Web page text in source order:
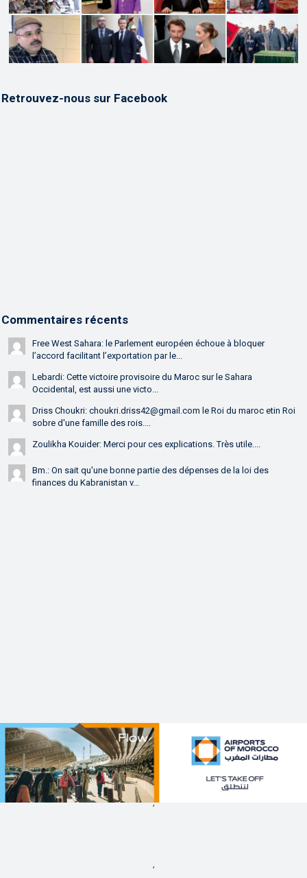
Retrouvez-nous sur Facebook
Commentaires récents
Free West Sahara: le Parlement européen échoue à bloquer
l’accord facilitant l’exportation par le...
Lebardi: Cette victoire provisoire du Maroc sur le Sahara
Occidental, est aussi une victo...
Driss Choukri: choukri.driss42@gmail.com le Roi du maroc etin Roi
sobre d'une famille des rois....
Zoulikha Kouider: Merci pour ces explications. Très utile....
Bm.: On sait qu'une bonne partie des dépenses de la loi des
finances du Kabranistan v...
,